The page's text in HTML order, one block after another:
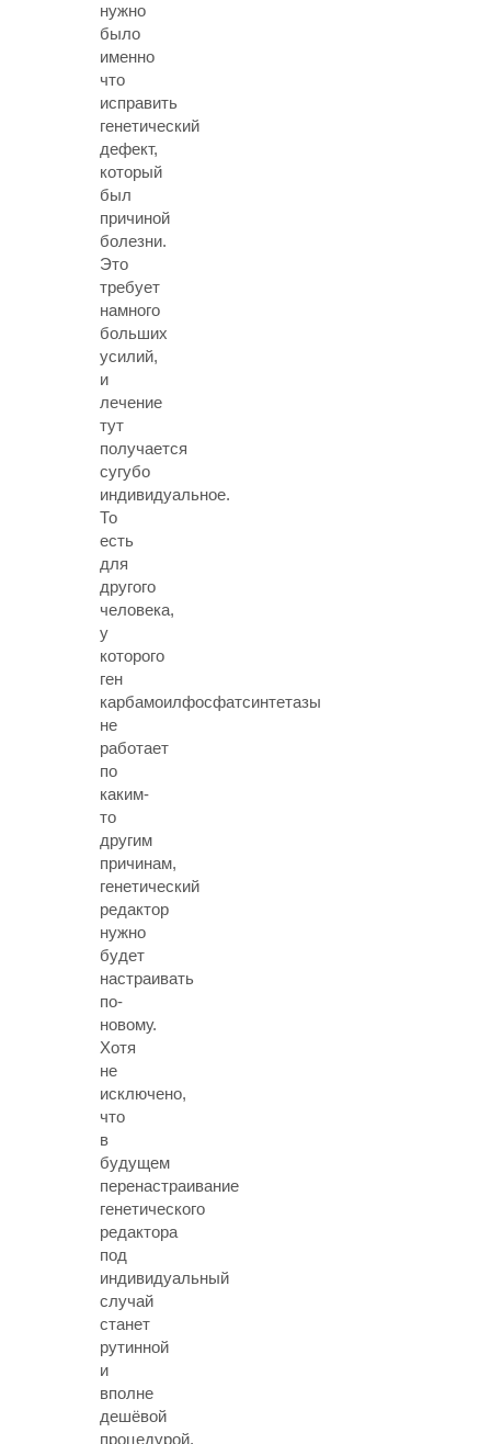
нужно
было
именно
что
исправить
генетический
дефект,
который
был
причиной
болезни.
Это
требует
намного
больших
усилий,
и
лечение
тут
получается
сугубо
индивидуальное.
То
есть
для
другого
человека,
у
которого
ген
карбамоилфосфатсинтетазы
не
работает
по
каким-
то
другим
причинам,
генетический
редактор
нужно
будет
настраивать
по-
новому.
Хотя
не
исключено,
что
в
будущем
перенастраивание
генетического
редактора
под
индивидуальный
случай
станет
рутинной
и
вполне
дешёвой
процедурой.